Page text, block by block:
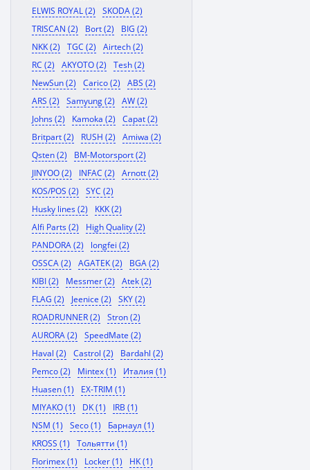
ELWIS ROYAL (2)
SKODA (2)
TRISCAN (2)
Bort (2)
BIG (2)
NKK (2)
TGC (2)
Airtech (2)
RC (2)
AKYOTO (2)
Tesh (2)
NewSun (2)
Carico (2)
ABS (2)
ARS (2)
Samyung (2)
AW (2)
Johns (2)
Kamoka (2)
Capat (2)
Britpart (2)
RUSH (2)
Amiwa (2)
Qsten (2)
BM-Motorsport (2)
JINYOO (2)
INFAC (2)
Arnott (2)
KOS/POS (2)
SYC (2)
Husky lines (2)
KKK (2)
Alfi Parts (2)
High Quality (2)
PANDORA (2)
longfei (2)
OSSCA (2)
AGATEK (2)
BGA (2)
KIBI (2)
Messmer (2)
Atek (2)
FLAG (2)
Jeenice (2)
SKY (2)
ROADRUNNER (2)
Stron (2)
AURORA (2)
SpeedMate (2)
Haval (2)
Castrol (2)
Bardahl (2)
Pemco (2)
Mintex (1)
Италия (1)
Huasen (1)
EX-TRIM (1)
MIYAKO (1)
DK (1)
IRB (1)
NSM (1)
Seco (1)
Барнаул (1)
KROSS (1)
Тольятти (1)
Florimex (1)
Locker (1)
HK (1)